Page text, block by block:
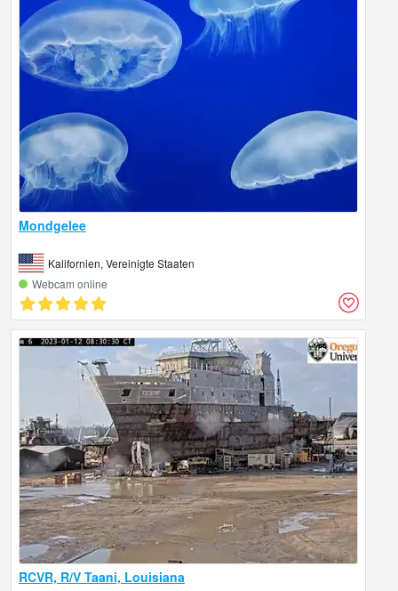
Mondgelee
Kalifornien, Vereinigte Staaten
Webcam online
RCVR, R/V Taani, Louisiana